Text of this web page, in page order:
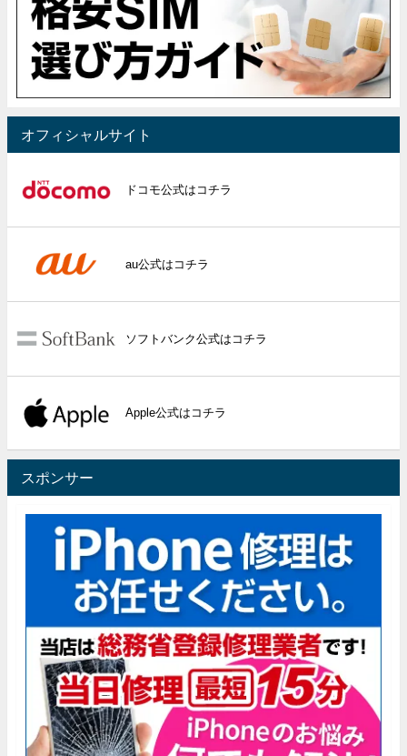
オフィシャルサイト
ドコモ公式はコチラ
au公式はコチラ
ソフトバンク公式はコチラ
Apple公式はコチラ
スポンサー